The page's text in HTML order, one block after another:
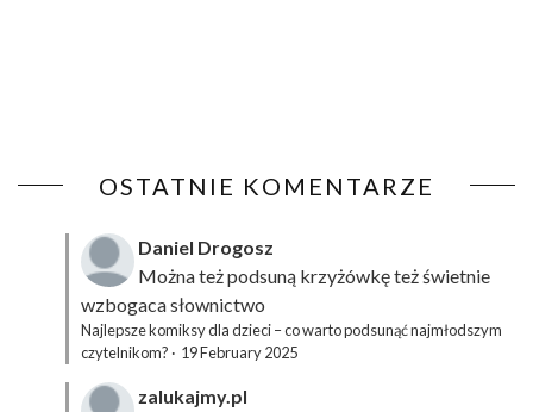
OSTATNIE KOMENTARZE
Daniel Drogosz
Można też podsuną krzyżówkęteż świetnie
wzbogaca słownictwo
Najlepsze komiksy dla dzieci – co warto podsunąć najmłodszym
czytelnikom? · 19 February 2025
zalukajmy.pl